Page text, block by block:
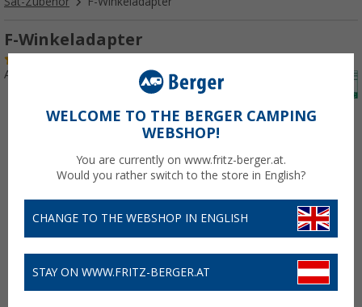
F-Winkeladapter
Art.-Nr.: F-Winkeladapter62608
WELCOME TO THE BERGER CAMPING
WEBSHOP!
You are currently on www.fritz-berger.at.
Would you rather switch to the store in English?
CHANGE TO THE WEBSHOP IN ENGLISH
STAY ON WWW.FRITZ-BERGER.AT